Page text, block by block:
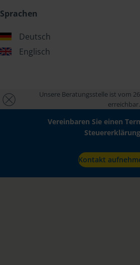
Sprachen
Deutsch
Englisch
Unsere Beratungsstelle ist vom
erreichbar.
Vereinbaren Sie einen
Steuererklärung
Kontakt